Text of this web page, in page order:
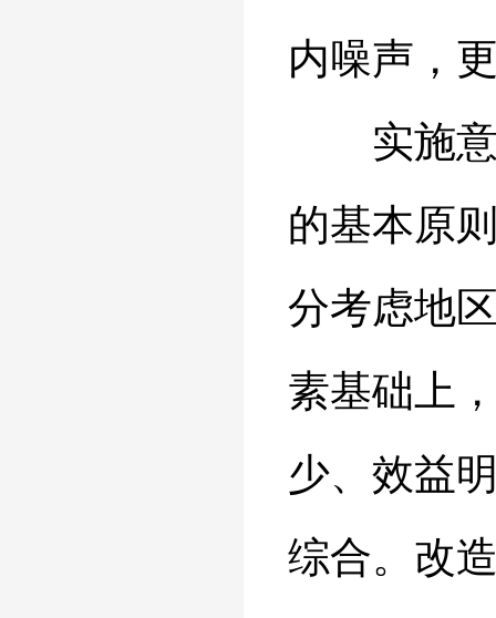
内噪声，
实施意
的基本原
分考虑地
素基础上
少、效益
综合。改